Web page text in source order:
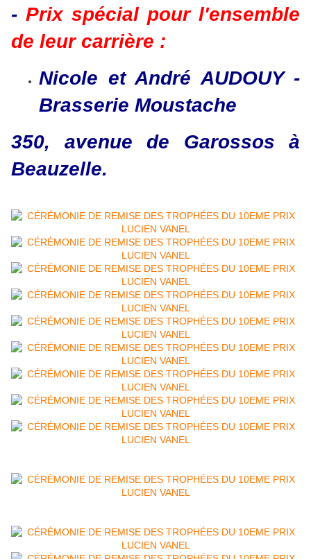
- Prix spécial pour l'ensemble
de leur carrière :
Nicole et André AUDOUY -
Brasserie Moustache
350, avenue de Garossos à
Beauzelle.